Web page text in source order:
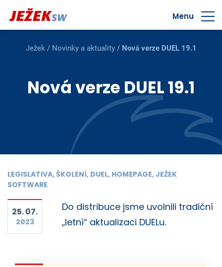
Menu
Ježek/ Novinky a aktuality/ Nová verze DUEL 19.1
Nová verze DUEL 19.1
LEGISLATIVA, ŠKOLENÍ, DUEL, HOMEPAGE, JEŽEK
SOFTWARE
25. 07.
2023
Do distribuce jsme uvolnili tradiční
„letní“ aktualizaci DUELu.